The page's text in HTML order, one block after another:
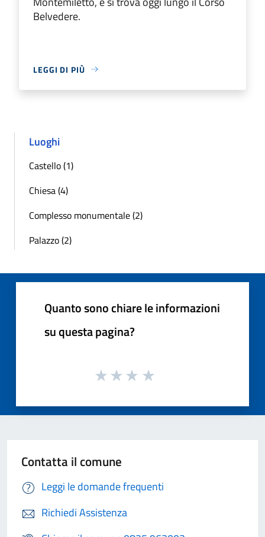
Belvedere.
LEGGI DI PIÙ
Luoghi
Castello (1)
Chiesa (4)
Complesso monumentale (2)
Palazzo (2)
Quanto sono chiare le informazioni
su questa pagina?
Contatta il comune
Leggi le domande frequenti
Richiedi Assistenza